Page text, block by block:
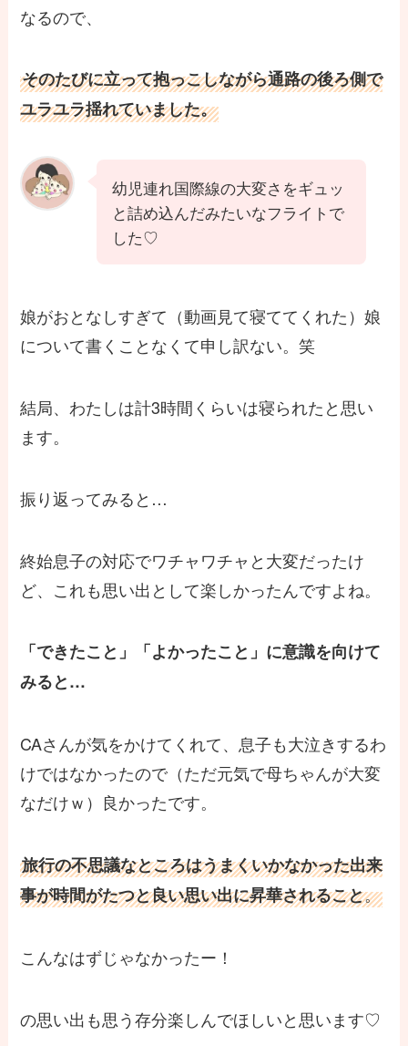
なるので、
そのたびに立って抱っこしながら通路の後ろ側で
ユラユラ揺れていました。
幼児連れ国際線の大変さをギュッ
と詰め込んだみたいなフライトで
した♡
娘がおとなしすぎて（動画見て寝ててくれた）娘
について書くことなくて申し訳ない。笑
結局、わたしは計3時間くらいは寝られたと思い
ます。
振り返ってみると…
終始息子の対応でワチャワチャと大変だったけ
ど、これも思い出として楽しかったんですよね。
「できたこと」「よかったこと」に意識を向けて
みると…
CAさんが気をかけてくれて、息子も大泣きするわ
けではなかったので（ただ元気で母ちゃんが大変
なだけｗ）良かったです。
旅行の不思議なところはうまくいかなかった出来
事が時間がたつと良い思い出に昇華されること。
こんなはずじゃなかったー！
の思い出も思う存分楽しんでほしいと思います♡